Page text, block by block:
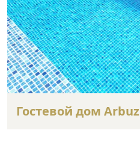
Гостевой дом Arbuz